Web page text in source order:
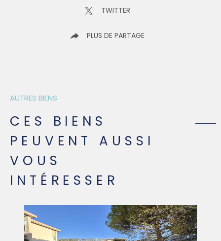
TWITTER
PLUS DE PARTAGE
AUTRES BIENS
CES BIENS
PEUVENT AUSSI
VOUS
INTÉRESSER